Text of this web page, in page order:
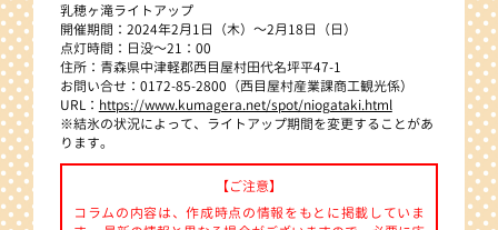
乳穂ヶ滝ライトアップ
開催期間：2024年2月1日（木）～2月18日（日）
点灯時間：日没～21：00
住所：青森県中津軽郡西目屋村田代名坪平47-1
お問い合せ：0172-85-2800（西目屋村産業課商工観光係）
URL： https://www.kumagera.net/spot/niogataki.html
※結氷の状況によって、ライトアップ期間を変更することがあ
ります。
【ご注意】
コラムの内容は、作成時点の情報をもとに掲載していま